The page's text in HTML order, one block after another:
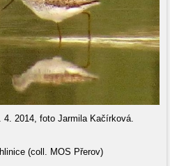
4. 2014, foto Jarmila Kačírková.
(coll. MOS Přerov)